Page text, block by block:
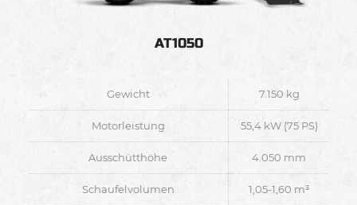
AT1050
Gewicht 7.150 kg
Motorleistung 55,4 kW (75 PS)
Ausschütthöhe 4.050 mm
Schaufelvolumen 1,05-1,60 m³